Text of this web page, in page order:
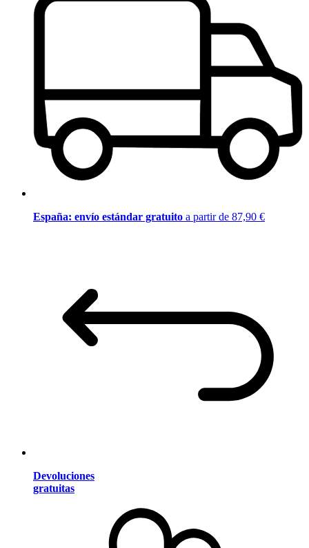
España: envío estándar gratuito a partir de 87,90 €
Devoluciones
gratuitas